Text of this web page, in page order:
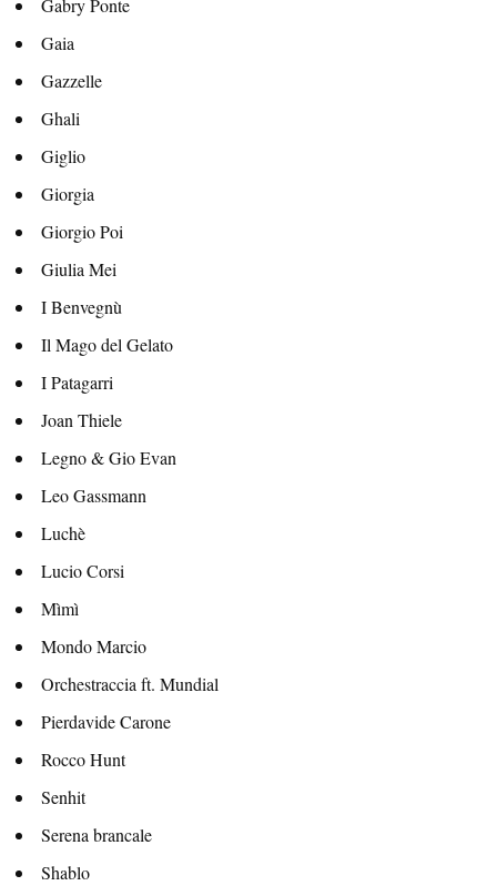
Gabry Ponte
Gaia
Gazzelle
Ghali
Giglio
Giorgia
Giorgio Poi
Giulia Mei
I Benvegnù
Il Mago del Gelato
I Patagarri
Joan Thiele
Legno & Gio Evan
Leo Gassmann
Luchè
Lucio Corsi
Mìmì
Mondo Marcio
Orchestraccia ft. Mundial
Pierdavide Carone
Rocco Hunt
Senhit
Serena brancale
Shablo